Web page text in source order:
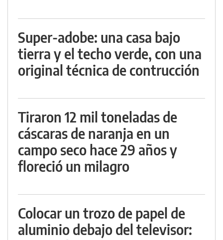
Super-adobe: una casa bajo
tierra y el techo verde, con una
original técnica de contrucción
Tiraron 12 mil toneladas de
cáscaras de naranja en un
campo seco hace 29 años y
floreció un milagro
Colocar un trozo de papel de
aluminio debajo del televisor: